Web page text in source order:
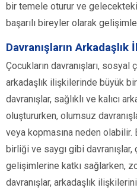
bir temele oturur ve
başarılı bireyler olarak
Davranışların
Çocukların davranışları,
arkadaşlık ilişkilerinde büyük
davranışlar, sağlıklı ve kalıcı
oluştururken, olumsuz
veya kopmasına neden olabilir.
birliği ve saygı gibi davranışlar,
gelişimlerine katkı sağlarken,
davranışlar, arkadaşlık